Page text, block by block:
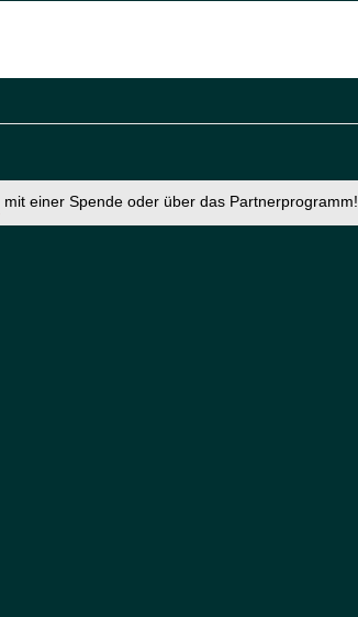
mit einer Spende oder über das Partnerprogramm!